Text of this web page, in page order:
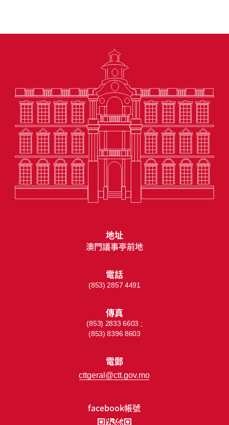
facebook帳號
地址
澳門議事亭前地
電話
(853) 2857 4491
傳真
(853) 2833 6603 ;
(853) 8396 8603
電郵
cttgeral@ctt.gov.mo